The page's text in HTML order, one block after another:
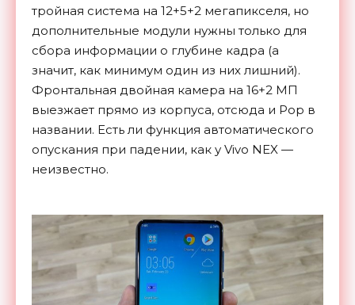
тройная система на 12+5+2 мегапикселя, но
дополнительные модули нужны только для
сбора информации о глубине кадра (а
значит, как минимум один из них лишний).
Фронтальная двойная камера на 16+2 МП
выезжает прямо из корпуса, отсюда и Pop в
названии. Есть ли функция автоматического
опускания при падении, как у Vivo NEX —
неизвестно.